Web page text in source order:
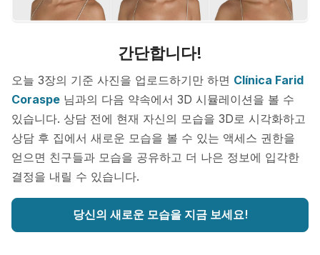
간단합니다!
오늘 3장의 기준 사진을 업로드하기만 하면 Clínica Farid
Coraspe 님과의 다음 약속에서 3D 시뮬레이션을 볼 수
있습니다. 상담 전에 현재 자신의 모습을 3D로 시각화하고
상담 후 집에서 새로운 모습을 볼 수 있는 액세스 권한을
얻으면 친구들과 모습을 공유하고 더 나은 정보에 입각한
결정을 내릴 수 있습니다.
당신의 새로운 모습을 지금 보세요!